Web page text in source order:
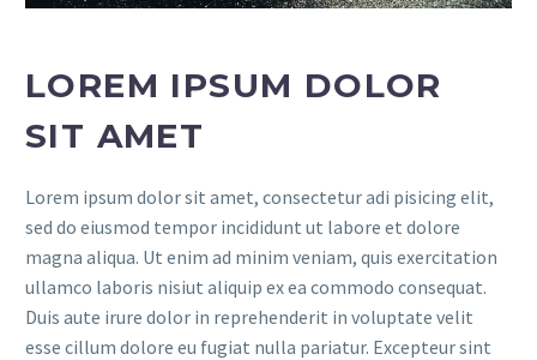
LOREM IPSUM DOLOR
SIT AMET
Lorem ipsum dolor sit amet, consectetur adi pisicing elit,
sed do eiusmod tempor incididunt ut labore et dolore
magna aliqua. Ut enim ad minim veniam, quis exercitation
ullamco laboris nisiut aliquip ex ea commodo consequat.
Duis aute irure dolor in reprehenderit in voluptate velit
esse cillum dolore eu fugiat nulla pariatur. Excepteur sint